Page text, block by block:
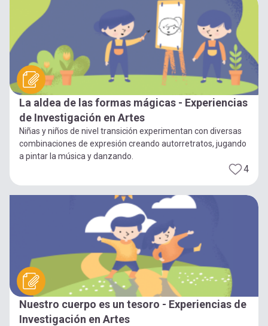
La aldea de las formas mágicas - Experiencias
de Investigación en Artes
Niñas y niños de nivel transición experimentan con diversas
combinaciones de expresión creando autorretratos, jugando
a pintar la música y danzando.
4
Nuestro cuerpo es un tesoro - Experiencias de
Investigación en Artes